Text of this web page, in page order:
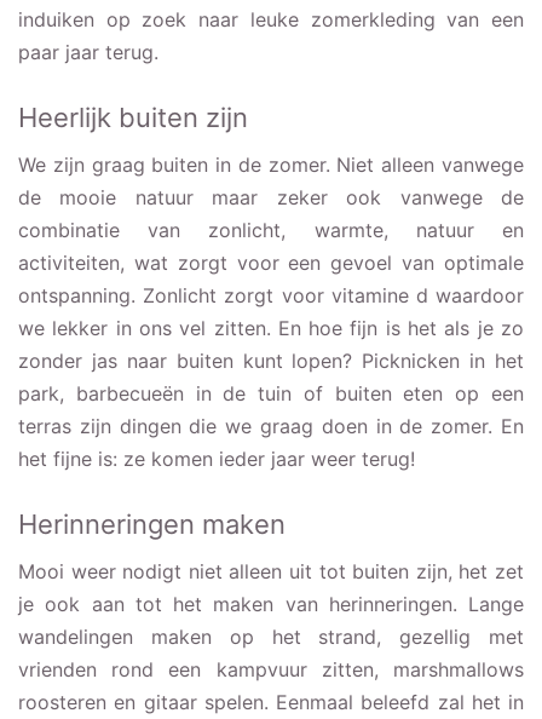
induiken op zoek naar leuke zomerkleding van een
paar jaar terug.
Heerlijk buiten zijn
We zijn graag buiten in de zomer. Niet alleen vanwege
de mooie natuur maar zeker ook vanwege de
combinatie van zonlicht, warmte, natuur en
activiteiten, wat zorgt voor een gevoel van optimale
ontspanning. Zonlicht zorgt voor vitamine d waardoor
we lekker in ons vel zitten. En hoe fijn is het als je zo
zonder jas naar buiten kunt lopen? Picknicken in het
park, barbecueën in de tuin of buiten eten op een
terras zijn dingen die we graag doen in de zomer. En
het fijne is: ze komen ieder jaar weer terug!
Herinneringen maken
Mooi weer nodigt niet alleen uit tot buiten zijn, het zet
je ook aan tot het maken van herinneringen. Lange
wandelingen maken op het strand, gezellig met
vrienden rond een kampvuur zitten, marshmallows
roosteren en gitaar spelen. Eenmaal beleefd zal het in